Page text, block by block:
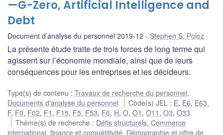
—G-Zero, Artificial Intelligence and
Debt
Document d’analyse du personnel 2019-12 Stephen S. Poloz
La présente étude traite de trois forces de long terme qui
agissent sur l’économie mondiale, ainsi que de leurs
conséquences pour les entreprises et les décideurs.
Type(s) de contenu : Travaux de recherche du personnel,
Documents d'analyse du personnel
Code(s) JEL : E, E6, E63,
F, F0, F02, F1 , F15, F5, F53, F6, H, O, O1 , O11 , O3, O33
Thème(s) de recherche : Défis structurels,Commerce
international, finance et compétitivité, Démographie et offre de